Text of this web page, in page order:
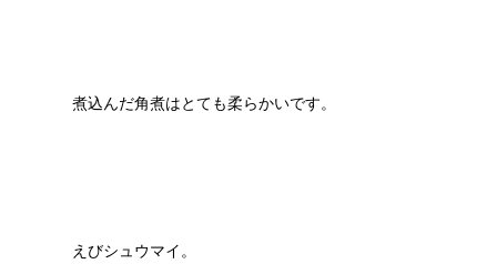
煮込んだ角煮はとても柔らかいです。
えびシュウマイ。